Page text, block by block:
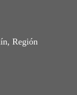
Región